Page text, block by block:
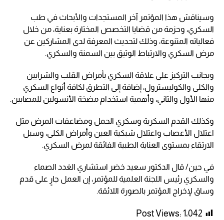
وسيناقش هذا المؤتمر آخر المستجدات والأبحاث في طب
السكري، وحزمة من قضايا التخصص المختارة بعناية، من خلال
فعالياته المتنوعة، وذلك لتحديث المعرفة لدى المشاركين عن
مرض السكري والارتباط الوثيق بين السمنة والسكري.
وبجانب التركيز على علاقة السكري بأمراض القلب والشرايين
والكلى والكوليسترول، إضافة إلى التطرق لكافة أنواع السكري
منها الأول والثاني، وأهمية استخدام مضخة الأنسولين للمصابين.
وكذلك القدم السكرية وسكري الحمل ومضاعفات المرض مثل
اعتلال الأعصاب واعتلال شبكية العين وأمراض الكلى، وسبل
الارتقاء بمستوى العناية الطبية الفائقة لمرض السكري.
في حين/ قال الدكتور سعيد خضر استشاري الغدد الصماء
والسكري رئيس اللجنة العلمية للمؤتمر، إن العمل جارٍ على قدم
وساق لإخراج المؤتمر بالصورة اللائقة.
Post Views: 1٬042